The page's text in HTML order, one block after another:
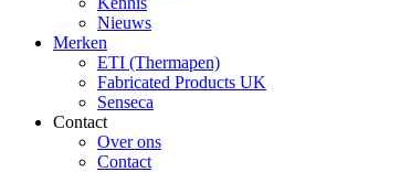
Nieuws
Merken
ETI (Thermapen)
Fabricated Products UK
Senseca
Contact
Over ons
Contact